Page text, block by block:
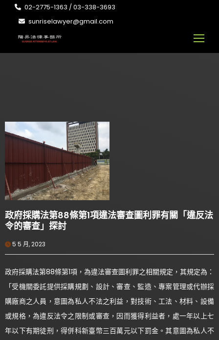
02-2775-1363 / 03-338-3693
sunriselawyer@gmail.com
政府採購法第88條第1項違法審查圖利罪有關「違反法
令的審查」探討
5 5 月, 2023
政府採購法第88條第1項，為違法審查圖利罪之相關規定，其規定為：
「受機關委託提供採購規劃、設計、審查、監造、專案管理或代辦採
購廠商之人員，意圖為私人不法之利益，對技術、工法、材料、設備
或規格，為違反法令之限制或審查，因而獲得利益者，處一年以上七
年以下有期徒刑，得併科新臺幣三百萬元以下罰金。其意圖為私人不